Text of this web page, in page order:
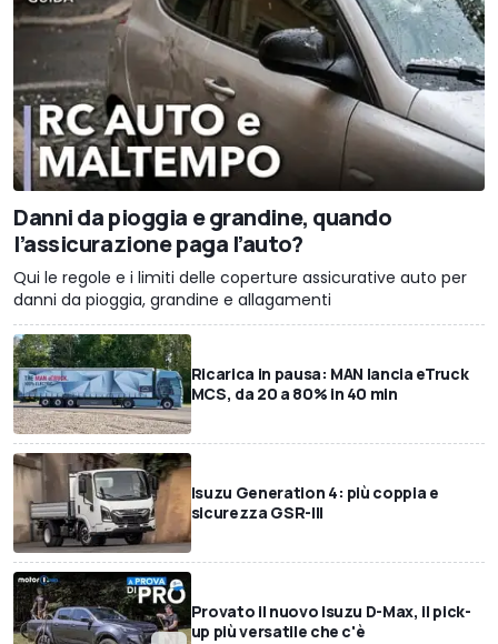
Danni da pioggia e grandine, quando
l’assicurazione paga l’auto?
Qui le regole e i limiti delle coperture assicurative auto per
danni da pioggia, grandine e allagamenti
Ricarica in pausa: MAN lancia eTruck
MCS, da 20 a 80% in 40 min
Isuzu Generation 4: più coppia e
sicurezza GSR-III
Provato il nuovo Isuzu D-Max, il pick-
up più versatile che c'è